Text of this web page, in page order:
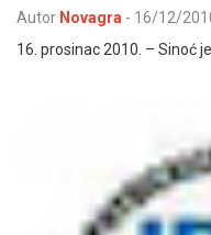
Autor Novagra - 16/12/
16. prosinac 2010. – Sinoć